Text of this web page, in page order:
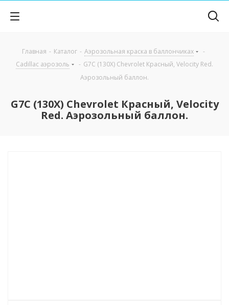
Главная - Каталог - Аэрозольная краска в баллончиках
-
Cadillac аэрозоль
- G7C (130X) Chevrolet Красный, Velocity Red.
Аэрозольный баллон.
G7C (130X) Chevrolet Красный, Velocity
Red. Аэрозольный баллон.